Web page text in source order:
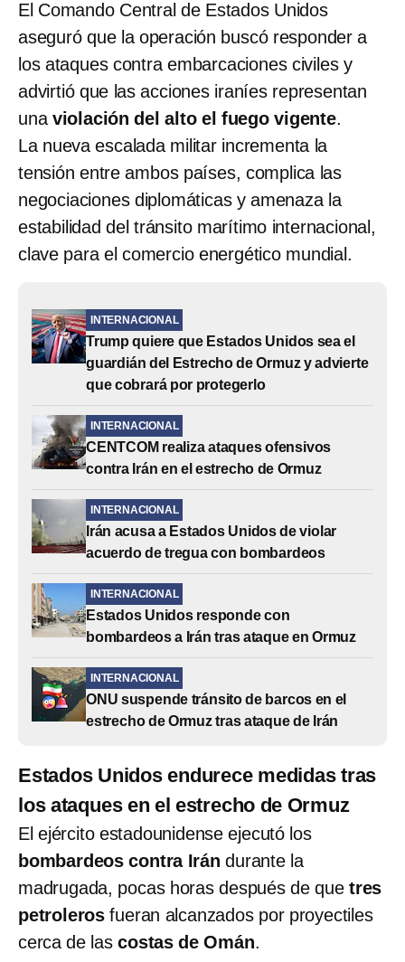
El Comando Central de Estados Unidos
aseguró que la operación buscó responder a
los ataques contra embarcaciones civiles y
advirtió que las acciones iraníes representan
una violación del alto el fuego vigente.
La nueva escalada militar incrementa la
tensión entre ambos países, complica las
negociaciones diplomáticas y amenaza la
estabilidad del tránsito marítimo internacional,
clave para el comercio energético mundial.
INTERNACIONAL
Trump quiere que Estados Unidos sea el
guardián del Estrecho de Ormuz y advierte
que cobrará por protegerlo
INTERNACIONAL
CENTCOM realiza ataques ofensivos
contra Irán en el estrecho de Ormuz
INTERNACIONAL
Irán acusa a Estados Unidos de violar
acuerdo de tregua con bombardeos
INTERNACIONAL
Estados Unidos responde con
bombardeos a Irán tras ataque en Ormuz
INTERNACIONAL
ONU suspende tránsito de barcos en el
estrecho de Ormuz tras ataque de Irán
Estados Unidos endurece medidas tras
los ataques en el estrecho de Ormuz
El ejército estadounidense ejecutó los
bombardeos contra Irán durante la
madrugada, pocas horas después de que tres
petroleros fueran alcanzados por proyectiles
cerca de lascostas de Omán.